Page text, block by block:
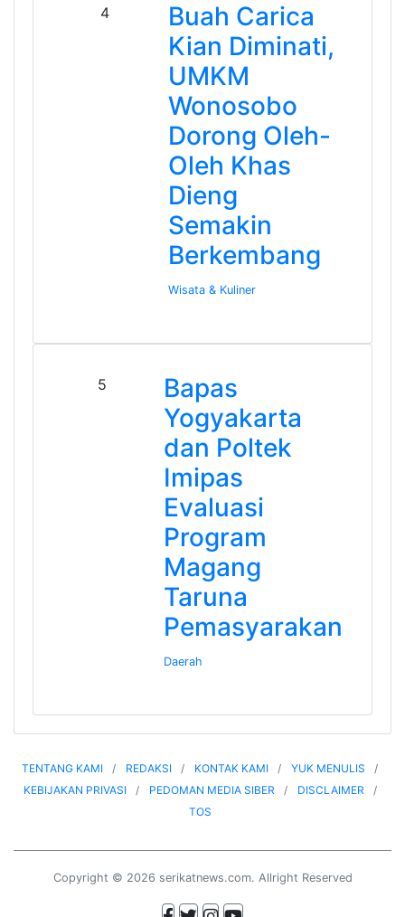
4
Buah Carica
Kian Diminati,
UMKM
Wonosobo
Dorong Oleh-
Oleh Khas
Dieng
Semakin
Berkembang
Wisata & Kuliner
5
Bapas
Yogyakarta
dan Poltek
Imipas
Evaluasi
Program
Magang
Taruna
Pemasyarakan
Daerah
TENTANG KAMI REDAKSI KONTAK KAMI
YUK MENULIS
KEBIJAKAN PRIVASI
PEDOMAN MEDIA SIBER
DISCLAIMER
TOS
Copyright © 2026 serikatnews.com. Allright Reserved